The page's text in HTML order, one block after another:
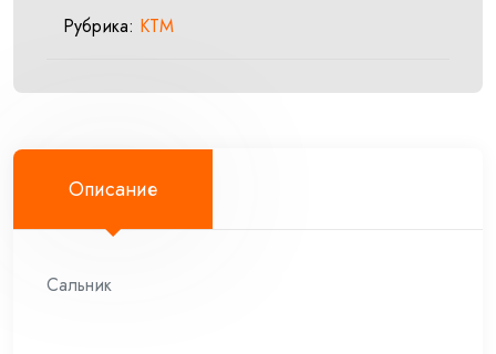
A
Рубрика: KTM
Описание
Сальник